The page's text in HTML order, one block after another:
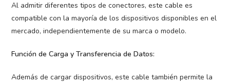
Al admitir diferentes tipos de conectores, este cable es
compatible con la mayoría de los dispositivos disponibles en el
mercado, independientemente de su marca o modelo.
Función de Carga y Transferencia de Datos:
Además de cargar dispositivos, este cable también permite la